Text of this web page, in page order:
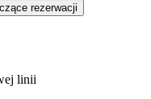
rezerwacji
linii